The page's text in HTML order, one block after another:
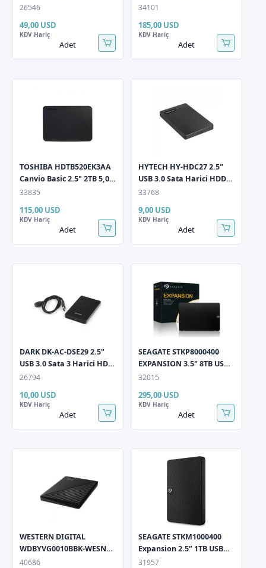
Offline ile Klon Destekli
26546
49,00 USD
KDV Hariç
Adet
3.0 Siyah Taşınabilir
34101
185,00 USD
KDV Hariç
Adet
TOSHIBA HDTB520EK3AA
Canvio Basic 2.5" 2TB 5,0
Gbit/sn USB 3.2 Gen1
Harddisk
33835
115,00 USD
KDV Hariç
Adet
HYTECH HY-HDC27 2.5"
USB 3.0 Sata Harici HDD
Kutusu
33768
9,00 USD
KDV Hariç
Adet
DARK DK-AC-DSE29 2.5"
USB 3.0 Sata 3 Harici HDD
Kutusu
26794
10,00 USD
KDV Hariç
Adet
SEAGATE STKP8000400
EXPANSION 3.5" 8TB USB
3.0 Siyah Taşınabilir
32015
295,00 USD
KDV Hariç
Adet
WESTERN DIGITAL
WDBYVG0010BBK-WESN
My Passport 2.5" 1TB USB
40686
SEAGATE STKM1000400
Expansion 2.5" 1TB USB
3.0 Siyah Taşınabilir
31957